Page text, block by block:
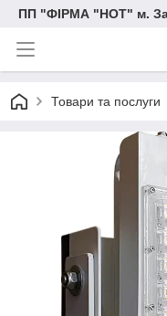
ПП "ФІРМА "НОТ" м.
Товари та послуги